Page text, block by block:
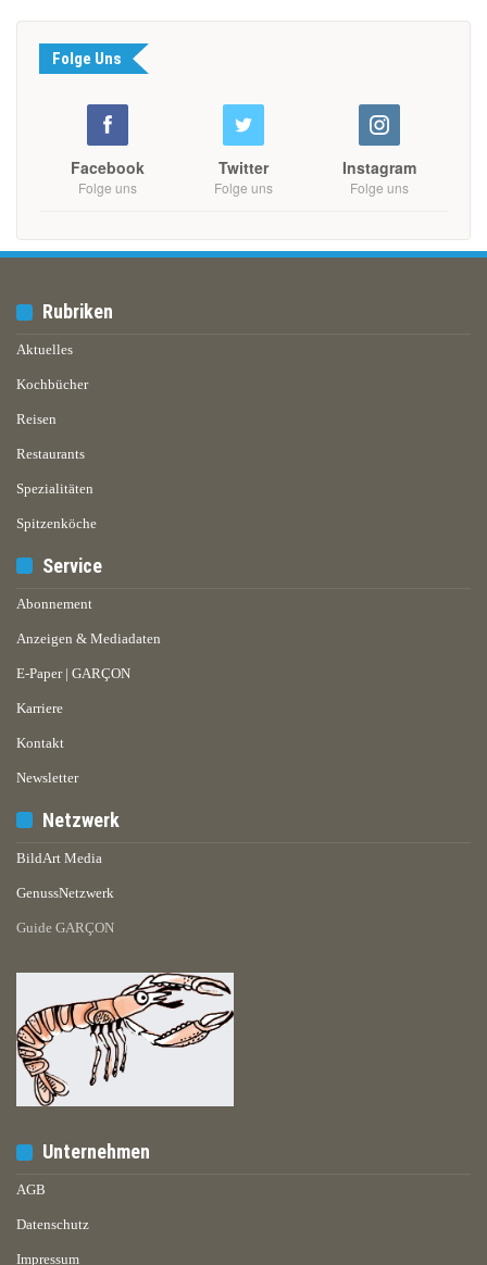
Folge Uns
Facebook
Folge uns
Twitter
Folge uns
Instagram
Folge uns
Rubriken
Aktuelles
Kochbücher
Reisen
Restaurants
Spezialitäten
Spitzenköche
Service
Abonnement
Anzeigen & Mediadaten
E-Paper | GARÇON
Karriere
Kontakt
Newsletter
Netzwerk
BildArt Media
GenussNetzwerk
Guide GARÇON
Unternehmen
AGB
Datenschutz
Impressum